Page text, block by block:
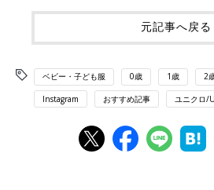
元記事へ戻る
ベビー・子ども服 0歳 1歳 2
Instagram おすすめ記事 ユニクロ/